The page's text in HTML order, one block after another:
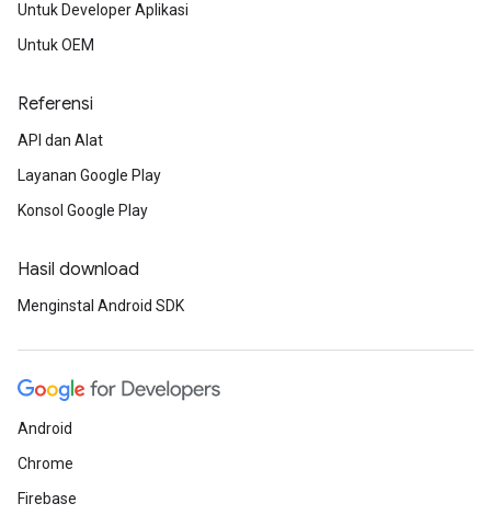
Untuk Developer Aplikasi
Untuk OEM
Referensi
API dan Alat
Layanan Google Play
Konsol Google Play
Hasil download
Menginstal Android SDK
Android
Chrome
Firebase